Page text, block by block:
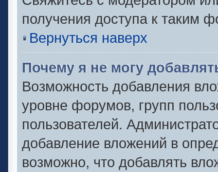
получения доступа к таким
Вернуться наверх
Почему я не могу
Возможность добавления
уровне форумов, групп
пользователей.
добавление вложений в
возможно, что добавлять